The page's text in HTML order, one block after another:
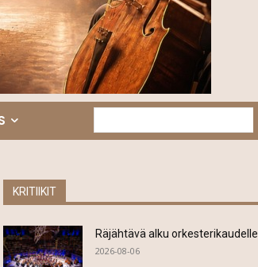
KRITIIKIT
Räjähtävä alku orkesterikaudelle
2026-08-06